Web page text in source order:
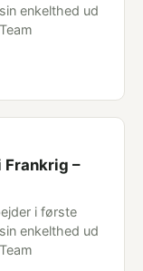
enkelthed ud
Frankrig –
i første
enkelthed ud